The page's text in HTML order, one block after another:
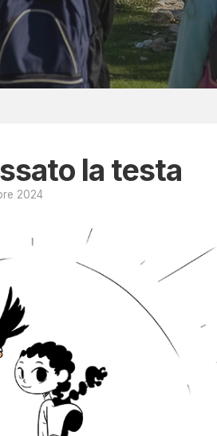
Colombia
Cile-Mapuche
la testa
2024